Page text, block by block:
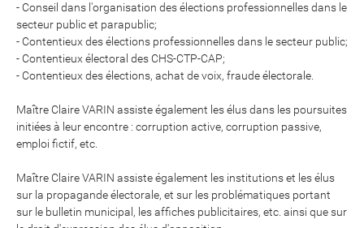
- Conseil dans l'organisation des élections professionnelles dans le
secteur public et parapublic;
- Contentieux des élections professionnelles dans le secteur public;
- Contentieux électoral des CHS-CTP-CAP;
- Contentieux des élections, achat de voix, fraude électorale.
Maître Claire VARIN assiste également les élus dans les poursuites
initiées à leur encontre : corruption active, corruption passive,
emploi fictif, etc.
Maître Claire VARIN assiste également les institutions et les élus
sur la propagande électorale, et sur les problématiques portant
sur le bulletin municipal, les affiches publicitaires, etc. ainsi que sur